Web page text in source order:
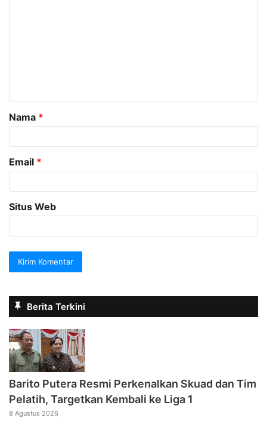
a
r
Nama *
Email *
Situs Web
Berita Terkini
Barito Putera Resmi Perkenalkan Skuad dan Tim
Pelatih, Targetkan Kembali ke Liga 1
8 Agustus 2026